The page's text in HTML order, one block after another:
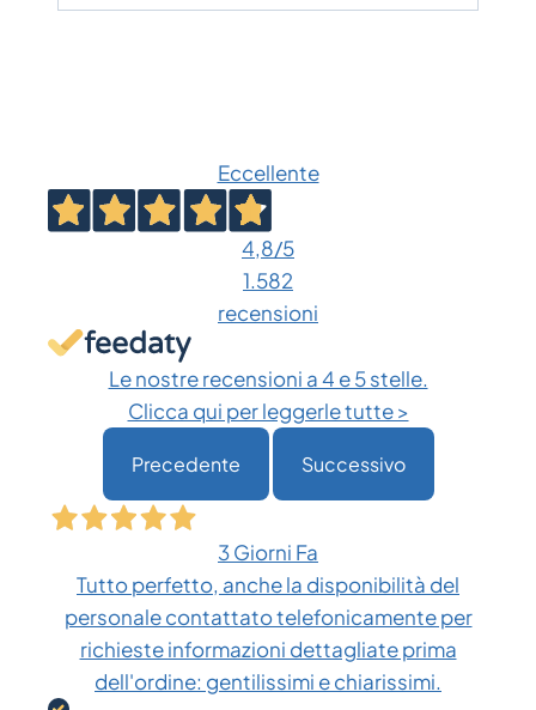
Eccellente
4,8/5
1.582
recensioni
Le nostre recensioni a 4 e 5 stelle.
Clicca qui per leggerle tutte >
Precedente Successivo
3 Giorni Fa
Tutto perfetto, anche la disponibilità del
personale contattato telefonicamente per
richieste informazioni dettagliate prima
dell'ordine: gentilissimi e chiarissimi.